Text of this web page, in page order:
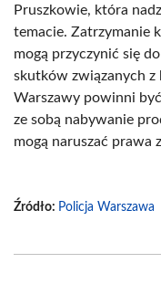
Pruszkowie, która
temacie. Zatrzymanie
mogą przyczynić się
skutków związanych z
Warszawy powinni
ze sobą nabywanie
mogą naruszać prawa
Źródło: Policja Warszawa